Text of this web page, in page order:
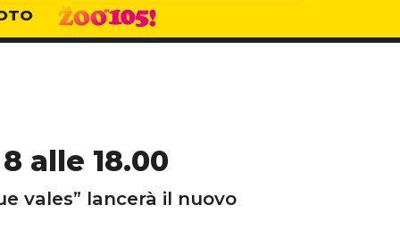
alle 18.00
vales” lancerà il nuovo